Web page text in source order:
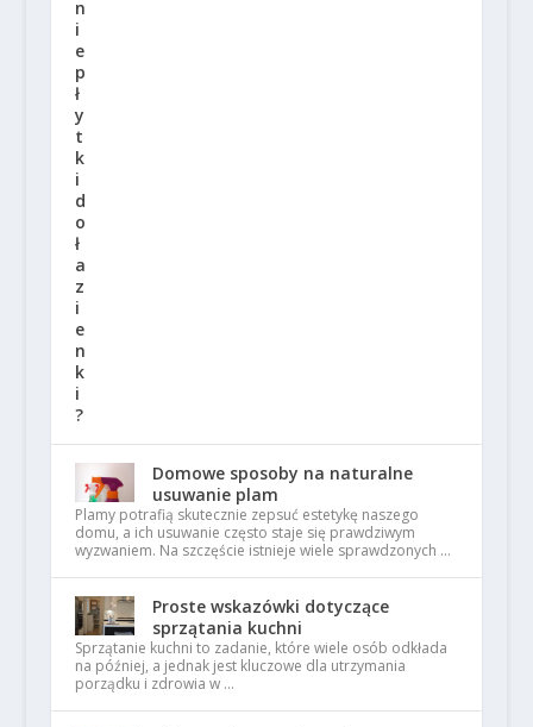
Domowe sposoby na naturalne
usuwanie plam
Plamy potrafią skutecznie zepsuć estetykę naszego
domu, a ich usuwanie często staje się prawdziwym
wyzwaniem. Na szczęście istnieje wiele sprawdzonych …
Proste wskazówki dotyczące
sprzątania kuchni
Sprzątanie kuchni to zadanie, które wiele osób odkłada
na później, a jednak jest kluczowe dla utrzymania
porządku i zdrowia w …